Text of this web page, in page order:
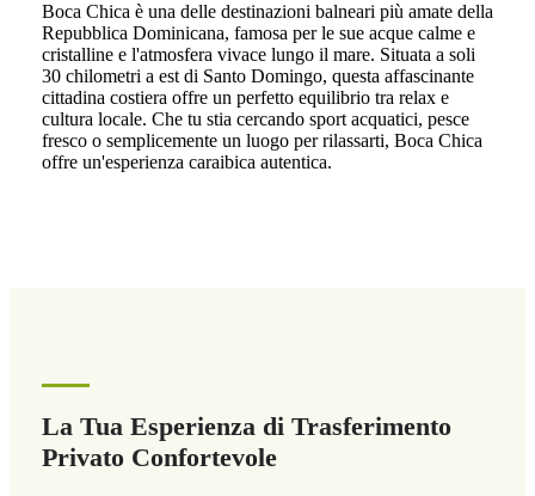
Boca Chica è una delle destinazioni balneari più amate della
Repubblica Dominicana, famosa per le sue acque calme e
cristalline e l'atmosfera vivace lungo il mare. Situata a soli
30 chilometri a est di Santo Domingo, questa affascinante
cittadina costiera offre un perfetto equilibrio tra relax e
cultura locale. Che tu stia cercando sport acquatici, pesce
fresco o semplicemente un luogo per rilassarti, Boca Chica
offre un'esperienza caraibica autentica.
La Tua Esperienza di Trasferimento
Privato Confortevole